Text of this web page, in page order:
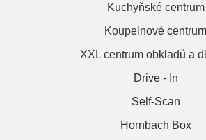
Kuchyňské centrum
Koupelnové centrum
XXL centrum obkladů a
Drive - In
Self-Scan
Hornbach Box